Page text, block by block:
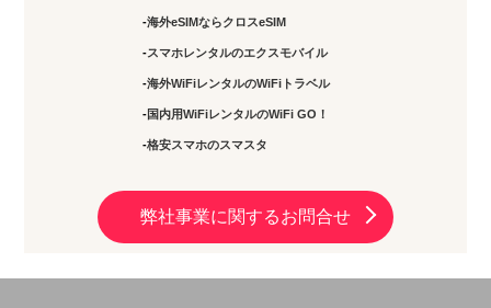
海外eSIMならクロスeSIM
スマホレンタルのエクスモバイル
海外WiFiレンタルのWiFiトラベル
国内用WiFiレンタルのWiFi GO！
格安スマホのスマスタ
弊社事業に関するお問合せ